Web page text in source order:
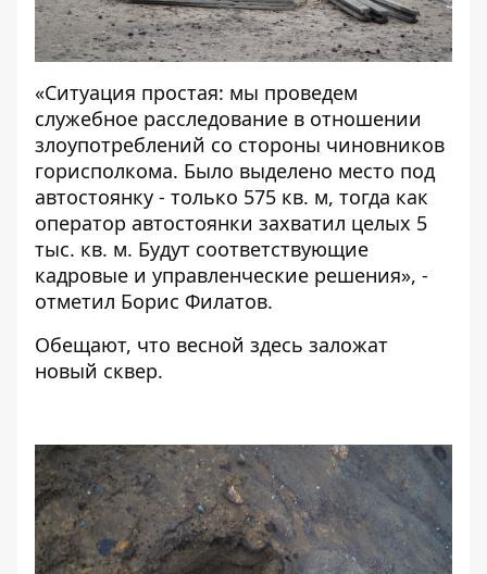
«Ситуация простая: мы проведем
служебное расследование в отношении
злоупотреблений со стороны чиновников
горисполкома. Было выделено место под
автостоянку - только 575 кв. м, тогда как
оператор автостоянки захватил целых 5
тыс. кв. м. Будут соответствующие
кадровые и управленческие решения», -
отметил Борис Филатов.
Обещают, что весной здесь заложат
новый сквер.